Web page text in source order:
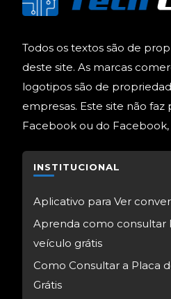
Todos os textos são de
deste site. As marcas
logotipos são de
empresas. Este site não faz
Facebook ou do Facebook,
INSTITUCIONAL
Aplicativo para Ver
Aprenda como consultar
veículo grátis
Como Consultar a Placa
Grátis